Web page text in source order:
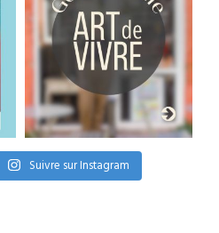
Suivre sur Instagram